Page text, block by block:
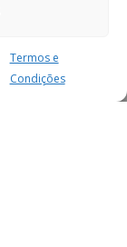
Termos e
Condições